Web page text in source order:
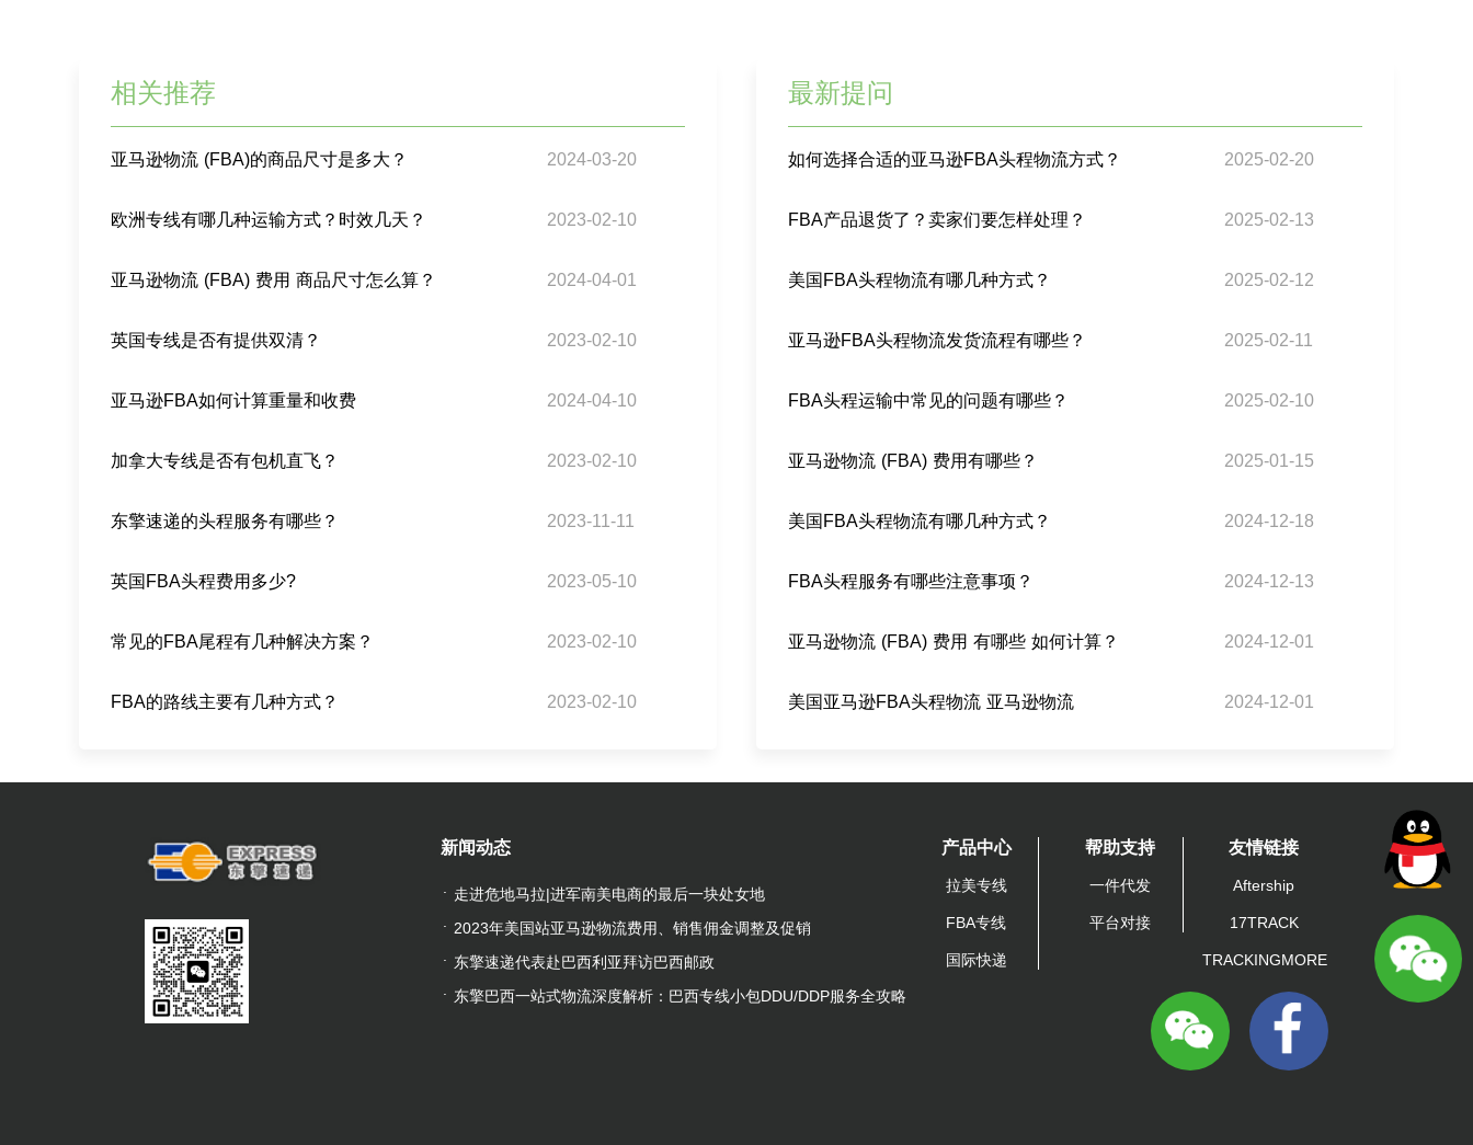
最新提问
如何选择合适的亚马逊FBA头程物流方式？ 2025-02-20
FBA产品退货了？卖家们要怎样处理？ 2025-02-13
美国FBA头程物流有哪几种方式？ 2025-02-12
亚马逊FBA头程物流发货流程有哪些？ 2025-02-11
FBA头程运输中常见的问题有哪些？ 2025-02-10
亚马逊物流 (FBA) 费用有哪些？ 2025-01-15
美国FBA头程物流有哪几种方式？ 2024-12-18
FBA头程服务有哪些注意事项？ 2024-12-13
亚马逊物流 (FBA) 费用 有哪些 如何计算？ 2024-12-01
美国亚马逊FBA头程物流 亚马逊物流 2024-12-01
相关推荐
亚马逊物流 (FBA)的商品尺寸是多大？ 2024-03-20
欧洲专线有哪几种运输方式？时效几天？ 2023-02-10
亚马逊物流 (FBA) 费用 商品尺寸怎么算？ 2024-04-01
英国专线是否有提供双清？ 2023-02-10
亚马逊FBA如何计算重量和收费 2024-04-10
加拿大专线是否有包机直飞？ 2023-02-10
东擎速递的头程服务有哪些？ 2023-11-11
英国FBA头程费用多少? 2023-05-10
常见的FBA尾程有几种解决方案？ 2023-02-10
FBA的路线主要有几种方式？ 2023-02-10
新闻动态
走进危地马拉|进军南美电商的最后一块处女地
2023年美国站亚马逊物流费用、销售佣金调整及促销
东擎速递代表赴巴西利亚拜访巴西邮政
东擎巴西一站式物流深度解析：巴西专线小包DDU/DDP服务全攻略
产品中心
拉美专线
FBA专线
国际快递
帮助支持
一件代发
平台对接
友情链接
Aftership
17TRACK
TRACKINGMORE